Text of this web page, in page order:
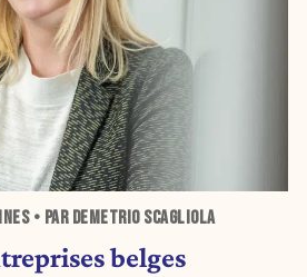
• PAR DEMETRIO SCAGLIOLA
belges